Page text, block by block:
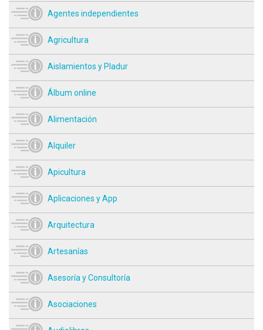
Agentes independientes
Agricultura
Aislamientos y Pladur
Álbum online
Alimentación
Alquiler
Apicultura
Aplicaciones y App
Arquitectura
Artesanías
Asesoría y Consultoría
Asociaciones